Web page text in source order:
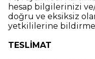
hesap bilgilerinizi
doğru ve eksiksiz
yetkililerine
TESLİMAT